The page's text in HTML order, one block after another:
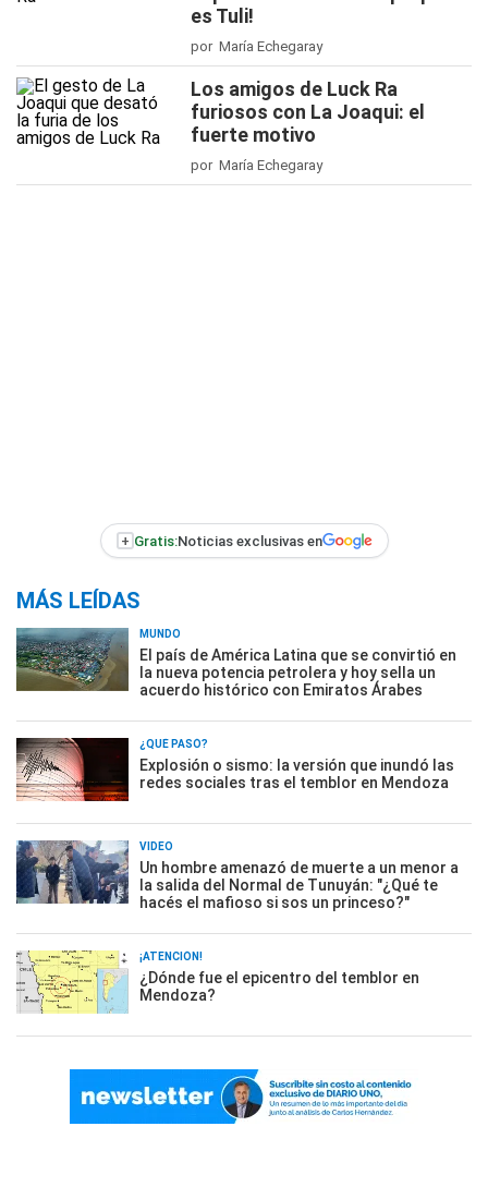
es Tuli!
por María Echegaray
Los amigos de Luck Ra
furiosos con La Joaqui: el
fuerte motivo
por María Echegaray
+ Gratis:Noticias exclusivas en
MÁS LEÍDAS
MUNDO
El país de América Latina que se convirtió en
la nueva potencia petrolera y hoy sella un
acuerdo histórico con Emiratos Árabes
¿QUÉ PASÓ?
Explosión o sismo: la versión que inundó las
redes sociales tras el temblor en Mendoza
VIDEO
Un hombre amenazó de muerte a un menor a
la salida del Normal de Tunuyán: "¿Qué te
hacés el mafioso si sos un princeso?"
¡ATENCIÓN!
¿Dónde fue el epicentro del temblor en
Mendoza?